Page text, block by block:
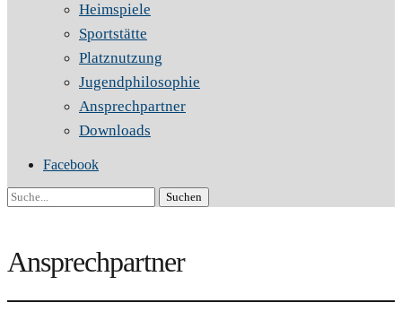
Heimspiele
Sportstätte
Platznutzung
Jugendphilosophie
Ansprechpartner
Downloads
Facebook
Suche
Ansprechpartner